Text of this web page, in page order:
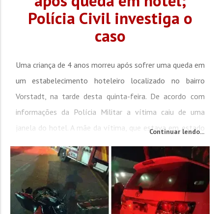
Polícia Civil investiga o
caso
Uma criança de 4 anos morreu após sofrer uma queda em
um estabelecimento hoteleiro localizado no bairro
Vorstadt, na tarde desta quinta-feira. De acordo com
informações da Polícia Militar a vítima caiu de uma
janela do hotel. A mãe da vítima, que estava em estado
filho com o auxílio de uma terceira pessoa, que ajudou
no transporte até uma unidade...
Continuar lendo...